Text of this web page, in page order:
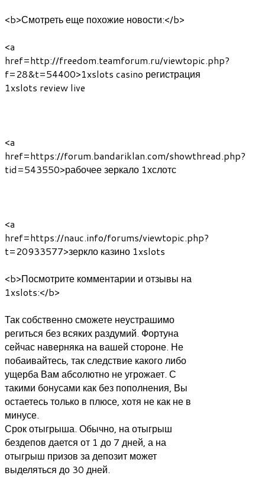
<b>Смотреть еще похожие новости:</b>
<a
href=http://freedom.teamforum.ru/viewtopic.php?
f=28&t=54400>1xslots casino регистрация
1xslots review live
<a
href=https://forum.bandariklan.com/showthread.php?
tid=543550>рабочее зеркало 1хслотс
<a
href=https://nauc.info/forums/viewtopic.php?
t=20933577>зеркло казино 1xslots
<b>Посмотрите комментарии и отзывы на
1xslots:</b>
Так собственно сможете неустрашимо
региться без всяких раздумий. Фортуна
сейчас наверняка на вашей стороне. Не
побаивайтесь, так следствие какого либо
ущерба Вам абсолютно не угрожает. С
такими бонусами как без пополнения, Вы
остаетесь только в плюсе, хотя не как не в
минусе.
Срок отыгрыша. Обычно, на отыгрыш
бездепов дается от 1 до 7 дней, а на
отыгрыш призов за депозит может
выделяться до 30 дней.